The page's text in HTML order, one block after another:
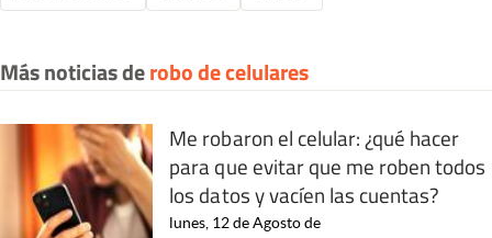
Más noticias derobo de celulares
Me robaron el celular: ¿qué hacer
para que evitar que me roben todos
los datos y vacíen las cuentas?
lunes, 12 de Agosto de